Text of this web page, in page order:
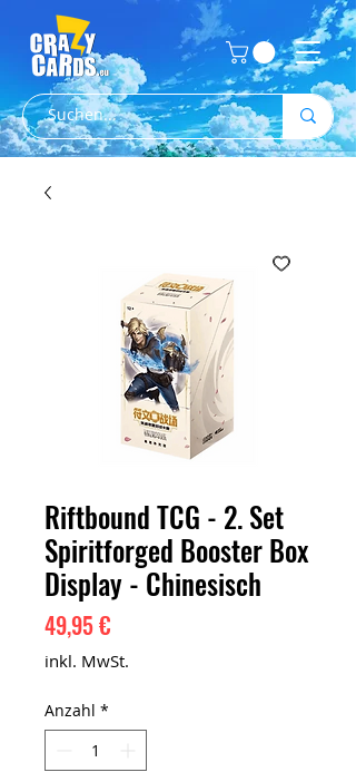
Riftbound TCG - 2. Set
Spiritforged Booster Box
Display - Chinesisch
49,95 €
inkl. MwSt.
Anzahl *